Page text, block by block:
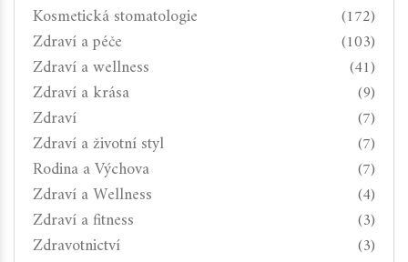
Kosmetická stomatologie (172)
Zdraví a péče (103)
Zdraví a wellness (41)
Zdraví a krása (9)
Zdraví (7)
Zdraví a životní styl (7)
Rodina a Výchova (7)
Zdraví a Wellness (4)
Zdraví a fitness (3)
Zdravotnictví (3)